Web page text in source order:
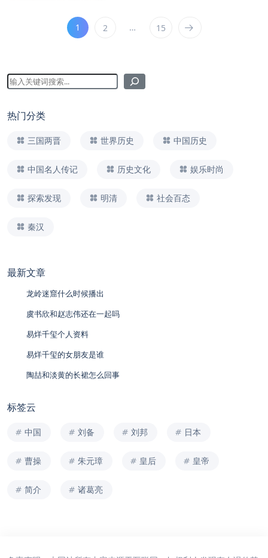
1 2 … 15
热门分类
三国两晋 世界历史 中国历史
中国名人传记 历史文化 娱乐时尚
探索发现 明清 社会百态
秦汉
最新文章
龙岭迷窟什么时候播出
虞书欣和赵志伟还在一起吗
易烊千玺个人资料
易烊千玺的女朋友是谁
陶喆和淡黄的长裙怎么回事
标签云
中国 刘备 刘邦 日本
曹操 朱元璋 皇后 皇帝
简介 诸葛亮